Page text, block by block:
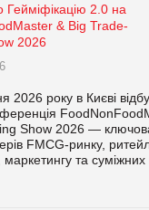
Гейміфікацію 2.0 на
& Big Trade-
2026
2026 року в Києві
Show 2026 —
FMCG-ринку,
та суміжних